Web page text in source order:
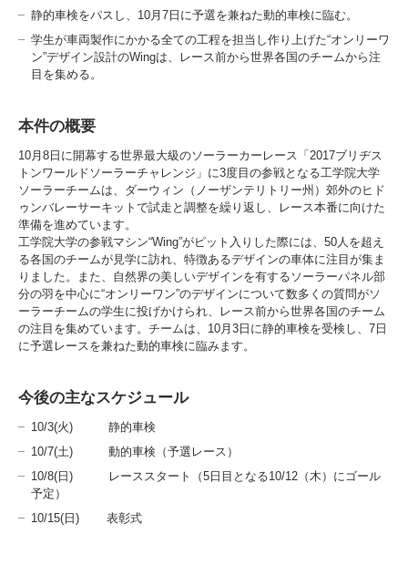
静的車検をパスし、10月7日に予選を兼ねた動的車検に臨む。
学生が車両製作にかかる全ての工程を担当し作り上げた“オンリーワ
ン”デザイン設計のWingは、レース前から世界各国のチームから注
目を集める。
本件の概要
10月8日に開幕する世界最大級のソーラーカーレース「2017ブリヂス
トンワールドソーラーチャレンジ」に3度目の参戦となる工学院大学
ソーラーチームは、ダーウィン（ノーザンテリトリー州）郊外のヒド
ゥンバレーサーキットで試走と調整を繰り返し、レース本番に向けた
準備を進めています。
工学院大学の参戦マシン“Wing”がピット入りした際には、50人を超え
る各国のチームが見学に訪れ、特徴あるデザインの車体に注目が集ま
りました。また、自然界の美しいデザインを有するソーラーパネル部
分の羽を中心に“オンリーワン”のデザインについて数多くの質問がソ
ーラーチームの学生に投げかけられ、レース前から世界各国のチーム
の注目を集めています。チームは、10月3日に静的車検を受検し、7日
に予選レースを兼ねた動的車検に臨みます。
今後の主なスケジュール
10/3(火) 静的車検
10/7(土) 動的車検（予選レース）
10/8(日) レーススタート（5日目となる10/12（木）にゴール
予定）
10/15(日) 表彰式